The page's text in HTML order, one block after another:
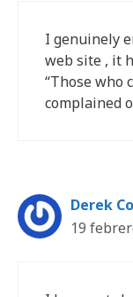
I genuinely
web site , it
“Those who
complained
Derek
19